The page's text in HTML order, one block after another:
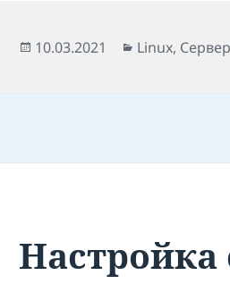
Опубліковано
10.03.2021 Категорії
Linux,
Настройка